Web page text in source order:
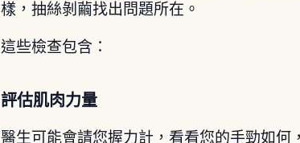
樣，抽絲剝繭找出問題所在。
這些檢查包含：
評估肌肉力量
醫生可能會請您握力計，看看您的手勁如何